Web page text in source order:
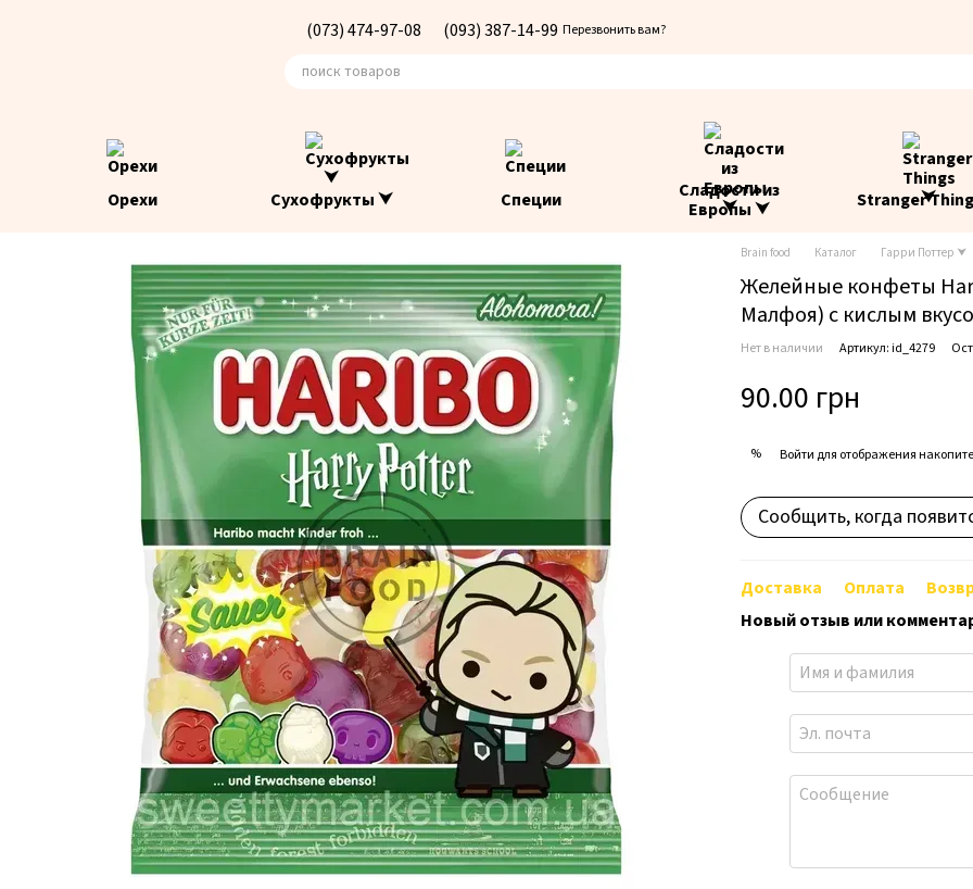
(073) 474-97-08 (093) 387-14-99 Перезвонить вам?
Орехи Сухофрукты ⮟ Специи
Сладости из
Европы ⮟
Stranger
Brain food Каталог Гарри Поттер ⮟
Желейные конфеты
Малфоя) с кислым
Нет в наличии Артикул: id_4279
90.00 грн
% Войтидля отображения
Сообщить, когда
Доставка Оплата
Новый отзыв или